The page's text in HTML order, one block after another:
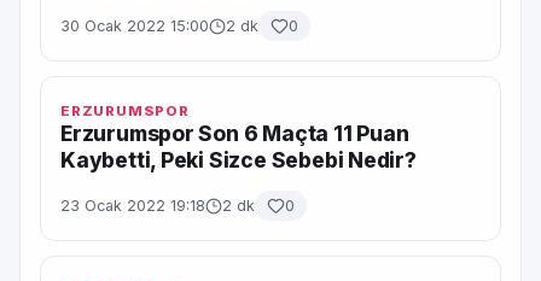
30 Ocak 2022 15:00 2 dk 0
ERZURUMSPOR
Erzurumspor Son 6 Maçta 11 Puan
Kaybetti, Peki Sizce Sebebi Nedir?
23 Ocak 2022 19:18 2 dk 0